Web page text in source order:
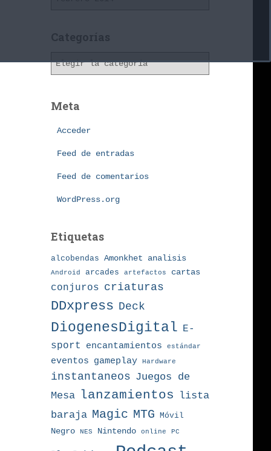
h
v
o
Categorías
g
Meta
Acceder
Feed de entradas
Feed de comentarios
WordPress.org
Etiquetas
alcobendas Amonkhet analisis
Android arcades artefactos cartas
conjuros criaturas
DDxpress Deck
DiogenesDigital E-
sport
encantamientos estándar
eventos gameplay Hardware
instantaneos Juegos de
Mesa
lanzamientos
lista
baraja Magic MTG Móvil
Negro
NES Nintendo online PC